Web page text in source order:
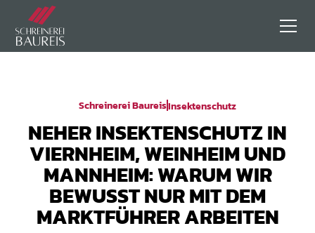
Schreinerei BaureisInsektenschutz
NEHER INSEKTENSCHUTZ IN
VIERNHEIM, WEINHEIM UND
MANNHEIM: WARUM WIR
BEWUSST NUR MIT DEM
MARKTFÜHRER ARBEITEN